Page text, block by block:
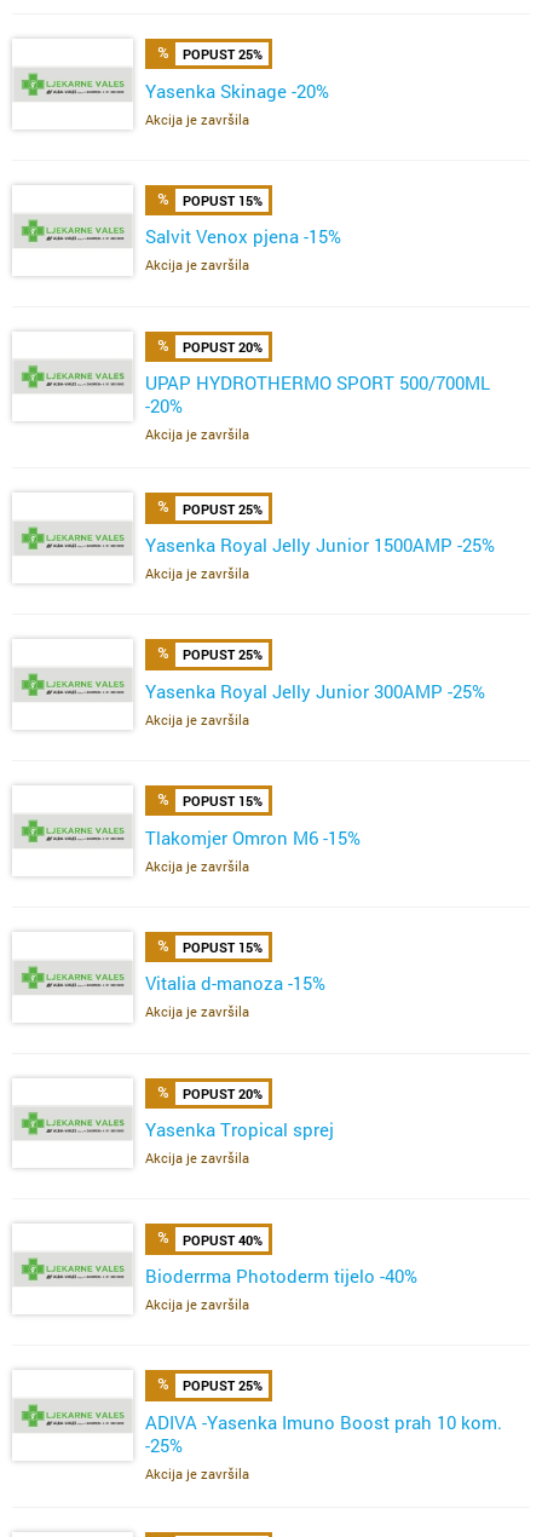
POPUST 25%
Yasenka Skinage -20%
Akcija je završila
POPUST 15%
Salvit Venox pjena -15%
Akcija je završila
POPUST 20%
UPAP HYDROTHERMO SPORT 500/700ML
-20%
Akcija je završila
POPUST 25%
Yasenka Royal Jelly Junior 1500AMP -25%
Akcija je završila
POPUST 25%
Yasenka Royal Jelly Junior 300AMP -25%
Akcija je završila
POPUST 15%
Tlakomjer Omron M6 -15%
Akcija je završila
POPUST 15%
Vitalia d-manoza -15%
Akcija je završila
POPUST 20%
Yasenka Tropical sprej
Akcija je završila
POPUST 40%
Bioderrma Photoderm tijelo -40%
Akcija je završila
POPUST 25%
ADIVA -Yasenka Imuno Boost prah 10 kom.
-25%
Akcija je završila